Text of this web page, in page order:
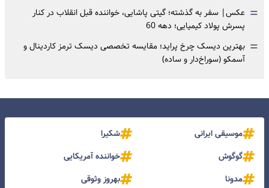
= عکس| سفر به گذشته؛ گیتی پاشایی، خواننده قبل انقلاب در کنار
پسرش پولاد کیمیایی؛ دهه 60
= بهترین دیسک چرخ پراید؛ مقایسه تخصصی دیسک ترمز کاردینال و
آسمکو (سوراخ‌دار و ساده)
موسیقی ایرانی
شکیرا
گوگوش
خواننده آمریکایی
مدونا
بهروز وثوقی